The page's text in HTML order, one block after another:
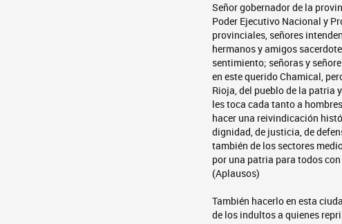
Señor gobernador de la
Poder Ejecutivo Nacional y
provinciales, señores
hermanos y amigos
sentimiento; señoras y
en este querido Chamical,
Rioja, del pueblo de la patria
les toca cada tanto a
hacer una reivindicación
dignidad, de justicia, de
también de los sectores
por una patria para todos
(Aplausos)
También hacerlo en esta
de los indultos a quienes